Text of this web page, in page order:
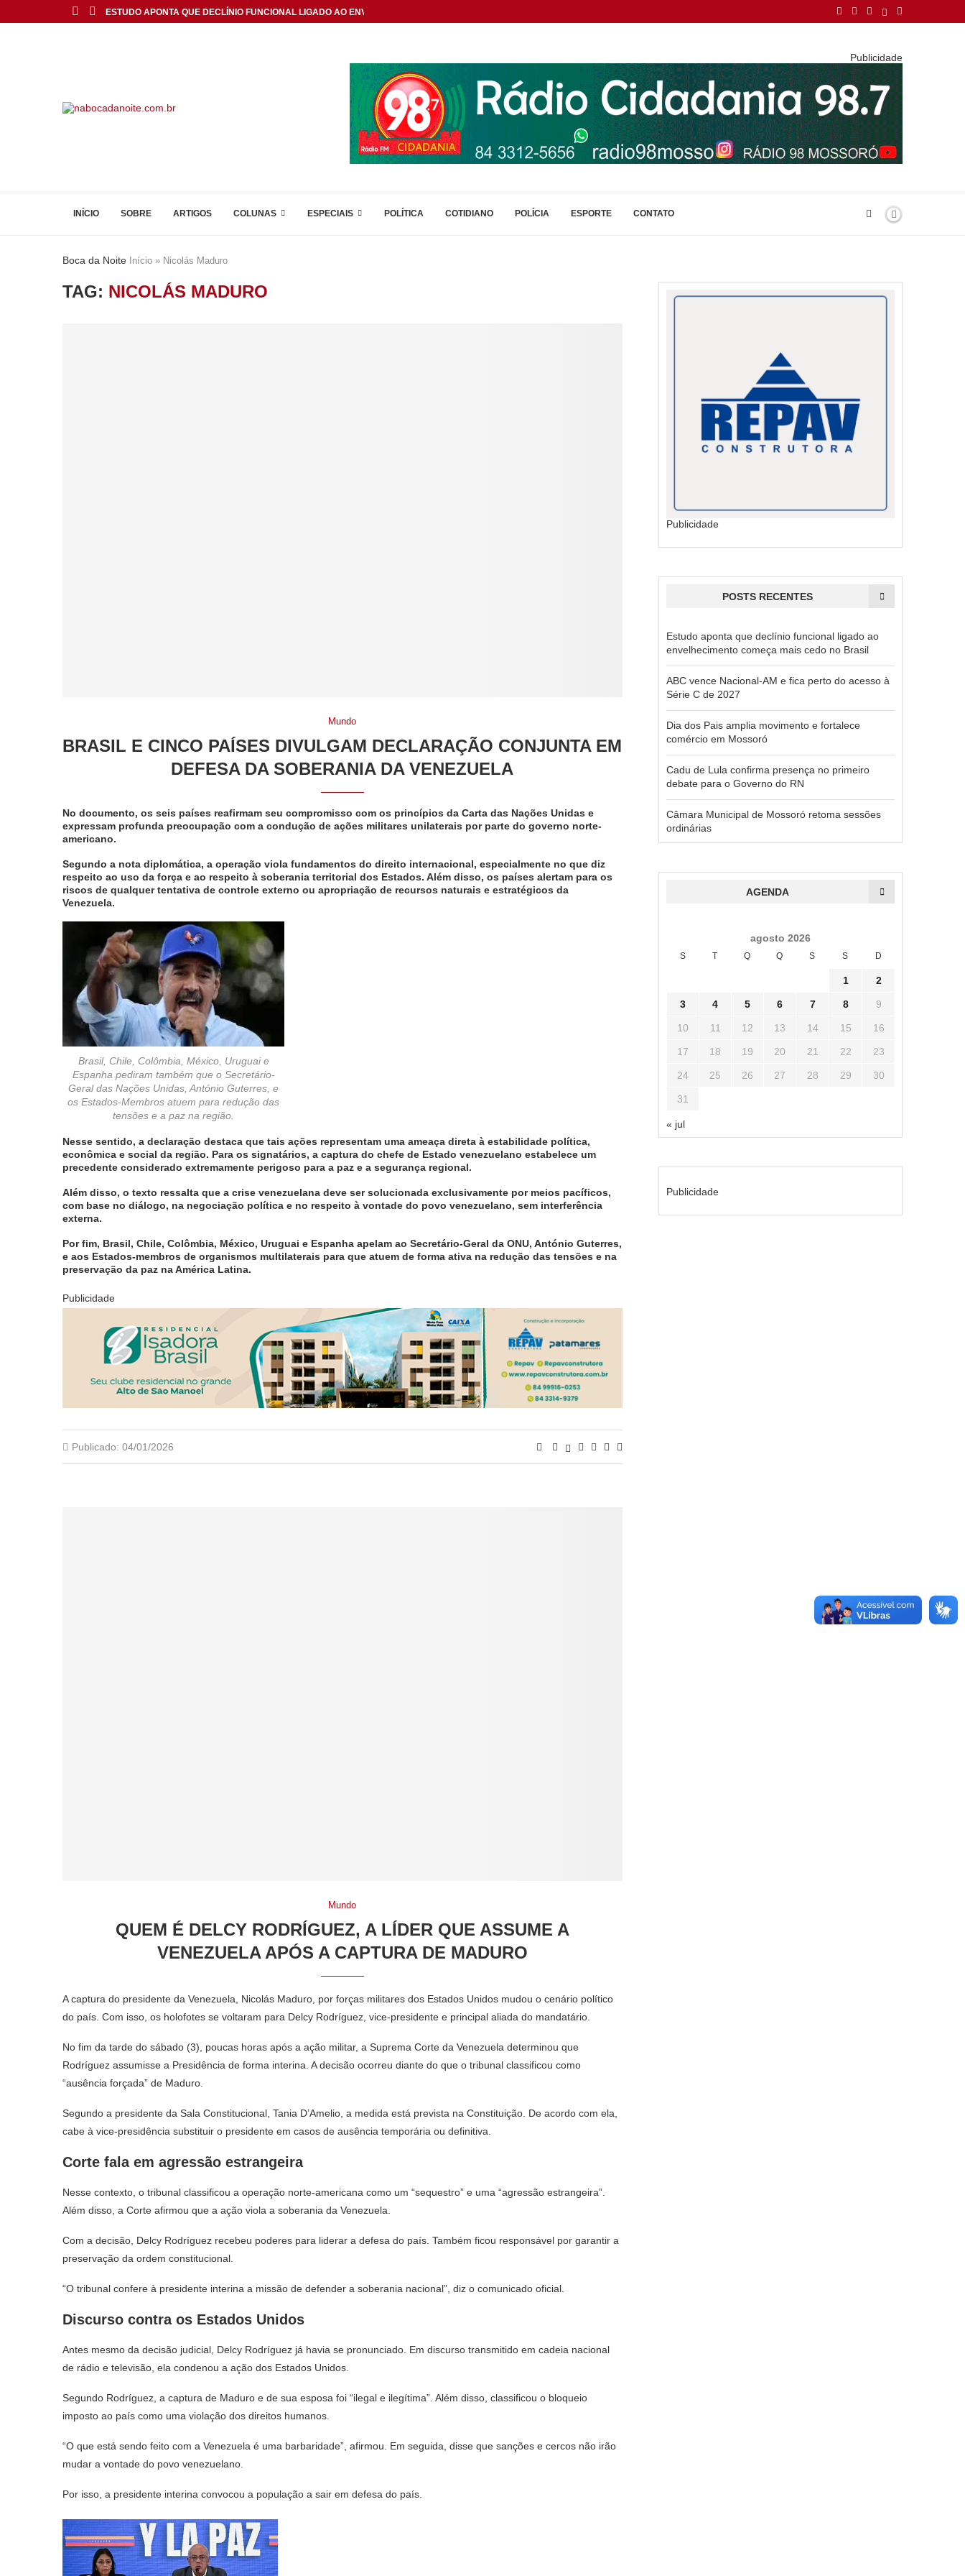
ESTUDO APONTA QUE DECLÍNIO FUNCIONAL LIGADO AO ENVELHECIMENTO...
Publicidade
INÍCIO SOBRE ARTIGOS COLUNAS ESPECIAIS POLÍTICA COTIDIANO POLÍCIA ESPORTE CONTATO
Boca da Noite Início » Nicolás Maduro
TAG: NICOLÁS MADURO
Mundo
BRASIL E CINCO PAÍSES DIVULGAM DECLARAÇÃO CONJUNTA EM
DEFESA DA SOBERANIA DA VENEZUELA
No documento, os seis países reafirmam seu compromisso com os princípios da Carta das Nações Unidas e
expressam profunda preocupação com a condução de ações militares unilaterais por parte do governo norte-
americano.
Segundo a nota diplomática, a operação viola fundamentos do direito internacional, especialmente no que diz
respeito ao uso da força e ao respeito à soberania territorial dos Estados. Além disso, os países alertam para os
riscos de qualquer tentativa de controle externo ou apropriação de recursos naturais e estratégicos da
Venezuela.
Brasil, Chile, Colômbia, México, Uruguai e
Espanha pediram também que o Secretário-
Geral das Nações Unidas, António Guterres, e
os Estados-Membros atuem para redução das
tensões e a paz na região.
Nesse sentido, a declaração destaca que tais ações representam uma ameaça direta à estabilidade política,
econômica e social da região. Para os signatários, a captura do chefe de Estado venezuelano estabelece um
precedente considerado extremamente perigoso para a paz e a segurança regional.
Além disso, o texto ressalta que a crise venezuelana deve ser solucionada exclusivamente por meios pacíficos,
com base no diálogo, na negociação política e no respeito à vontade do povo venezuelano, sem interferência
externa.
Por fim, Brasil, Chile, Colômbia, México, Uruguai e Espanha apelam ao Secretário-Geral da ONU, António Guterres,
e aos Estados-membros de organismos multilaterais para que atuem de forma ativa na redução das tensões e na
preservação da paz na América Latina.
Publicidade
Publicado: 04/01/2026
Mundo
QUEM É DELCY RODRÍGUEZ, A LÍDER QUE ASSUME A
VENEZUELA APÓS A CAPTURA DE MADURO
A captura do presidente da Venezuela, Nicolás Maduro, por forças militares dos Estados Unidos mudou o cenário político
do país. Com isso, os holofotes se voltaram para Delcy Rodríguez, vice-presidente e principal aliada do mandatário.
No fim da tarde do sábado (3), poucas horas após a ação militar, a Suprema Corte da Venezuela determinou que
Rodríguez assumisse a Presidência de forma interina. A decisão ocorreu diante do que o tribunal classificou como
“ausência forçada” de Maduro.
Segundo a presidente da Sala Constitucional, Tania D’Amelio, a medida está prevista na Constituição. De acordo com ela,
cabe à vice-presidência substituir o presidente em casos de ausência temporária ou definitiva.
Corte fala em agressão estrangeira
Nesse contexto, o tribunal classificou a operação norte-americana como um “sequestro” e uma “agressão estrangeira”.
Além disso, a Corte afirmou que a ação viola a soberania da Venezuela.
Com a decisão, Delcy Rodríguez recebeu poderes para liderar a defesa do país. Também ficou responsável por garantir a
preservação da ordem constitucional.
“O tribunal confere à presidente interina a missão de defender a soberania nacional”, diz o comunicado oficial.
Discurso contra os Estados Unidos
Antes mesmo da decisão judicial, Delcy Rodríguez já havia se pronunciado. Em discurso transmitido em cadeia nacional
de rádio e televisão, ela condenou a ação dos Estados Unidos.
Segundo Rodríguez, a captura de Maduro e de sua esposa foi “ilegal e ilegítima”. Além disso, classificou o bloqueio
imposto ao país como uma violação dos direitos humanos.
“O que está sendo feito com a Venezuela é uma barbaridade”, afirmou. Em seguida, disse que sanções e cercos não irão
mudar a vontade do povo venezuelano.
Por isso, a presidente interina convocou a população a sair em defesa do país.
Publicidade
POSTS RECENTES
Estudo aponta que declínio funcional ligado ao
envelhecimento começa mais cedo no Brasil
ABC vence Nacional-AM e fica perto do acesso à
Série C de 2027
Dia dos Pais amplia movimento e fortalece
comércio em Mossoró
Cadu de Lula confirma presença no primeiro
debate para o Governo do RN
Câmara Municipal de Mossoró retoma sessões
ordinárias
AGENDA
agosto 2026
S T Q Q S S D
1 2
3 4 5 6 7 8 9
10 11 12 13 14 15 16
17 18 19 20 21 22 23
24 25 26 27 28 29 30
31
« jul
Publicidade